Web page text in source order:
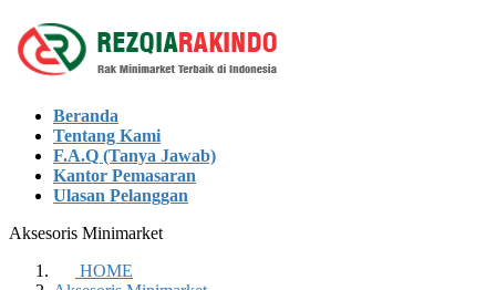
Skip
to
the
Skip
to
the
Beranda
Tentang Kami
F.A.Q (Tanya Jawab)
Kantor Pemasaran
Ulasan Pelanggan
Aksesoris Minimarket
HOME